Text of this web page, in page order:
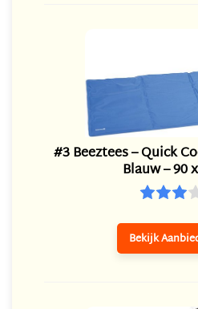
#3 Beeztees – Quick
Blauw – 90
Bekijk